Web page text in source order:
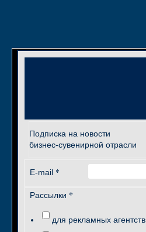
Подписка на новости
бизнес-сувенирной отрасли
E-mail *
Рассылки *
для рекламных агентств